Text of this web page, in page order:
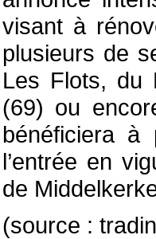
visant à
plusieurs de
Les Flots, du
(69) ou
bénéficiera
l’entrée en
de
(source :